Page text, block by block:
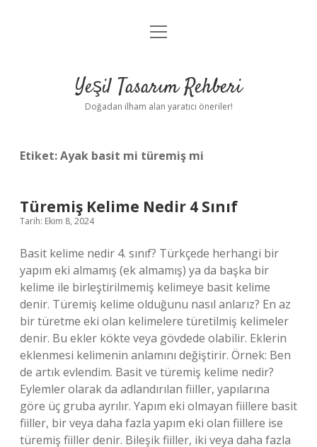
Anasayfa
Yasal Uyarı
menüyü
Yeşil Tasarım Rehberi
Doğadan ilham alan yaratıcı öneriler!
Etiket:Ayak basit mi türemiş mi
Türemiş Kelime Nedir 4 Sınıf
Tarih: Ekim 8, 2024
Basit kelime nedir 4. sınıf? Türkçede herhangi bir
yapım eki almamış (ek almamış) ya da başka bir
kelime ile birleştirilmemiş kelimeye basit kelime
denir. Türemiş kelime olduğunu nasıl anlarız? En az
bir türetme eki olan kelimelere türetilmiş kelimeler
denir. Bu ekler kökte veya gövdede olabilir. Eklerin
eklenmesi kelimenin anlamını değiştirir. Örnek: Ben
de artık evlendim. Basit ve türemiş kelime nedir?
Eylemler olarak da adlandırılan fiiller, yapılarına
göre üç gruba ayrılır. Yapım eki olmayan fiillere basit
fiiller, bir veya daha fazla yapım eki olan fiillere ise
türemiş fiiller denir. Bileşik fiiller, iki veya daha fazla